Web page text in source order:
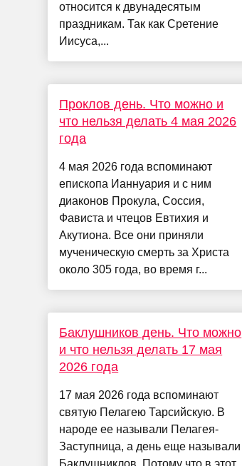
относится к двунадесятым
праздникам. Так как Сретение
Иисуса,...
Проклов день. Что можно и
что нельзя делать 4 мая 2026
года
4 мая 2026 года вспоминают
епископа Ианнуария и с ним
диаконов Прокула, Соссия,
Фависта и чтецов Евтихия и
Акутиона. Все они приняли
мученическую смерть за Христа
около 305 года, во время г...
Баклушников день. Что можно
и что нельзя делать 17 мая
2026 года
17 мая 2026 года вспоминают
святую Пелагею Тарсийскую. В
народе ее называли Пелагея-
Заступница, а день еще называли